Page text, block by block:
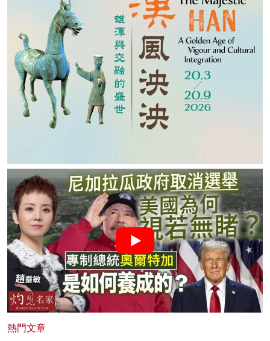
熱門文章